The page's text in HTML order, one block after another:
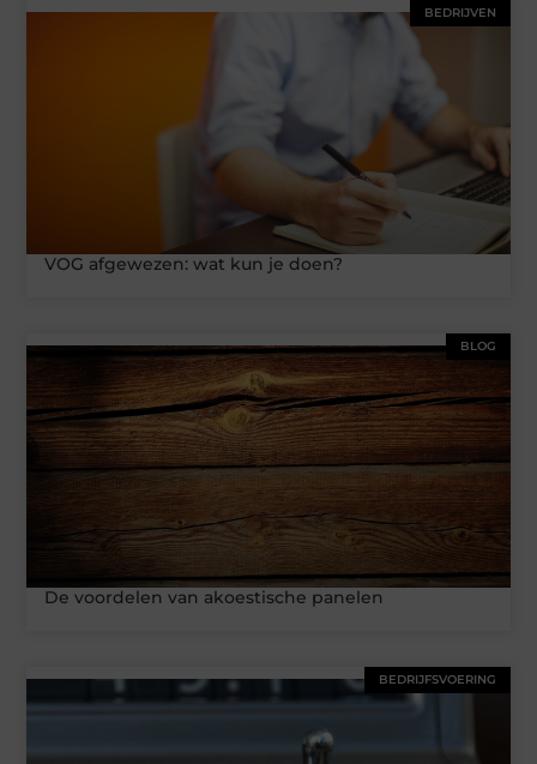
BEDRIJVEN
VOG afgewezen: wat kun je doen?
BLOG
De voordelen van akoestische panelen
BEDRIJFSVOERING